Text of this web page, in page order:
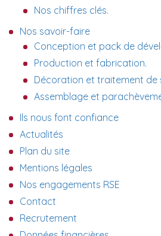
Nos chiffres clés.
Nos savoir-faire
Conception et pack de
Production et fabrication.
Décoration et traitement de
Assemblage et
Ils nous font confiance
Actualités
Plan du site
Mentions légales
Nos engagements RSE
Contact
Recrutement